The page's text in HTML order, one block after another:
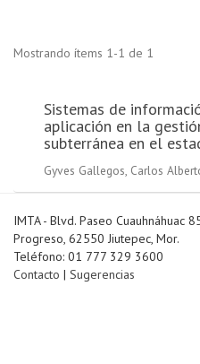
Mostrando ítems 1-1 de 1
Sistemas de
aplicación en la
subterránea en el
Gyves Gallegos, Carlos
IMTA - Blvd. Paseo Cuauhnáhuac
Progreso, 62550 Jiutepec, Mor.
Teléfono: 01 777 329 3600
Contacto | Sugerencias